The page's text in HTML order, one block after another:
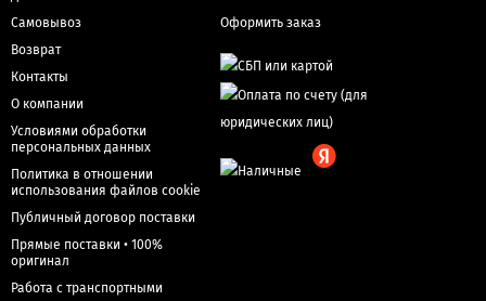
Самовывоз
Возврат
Контакты
О компании
Условиями обработки
персональных данных
Политика в отношении
использования файлов cookie
Публичный договор поставки
Прямые поставки • 100%
оригинал
Работа с транспортными
Оформить заказ